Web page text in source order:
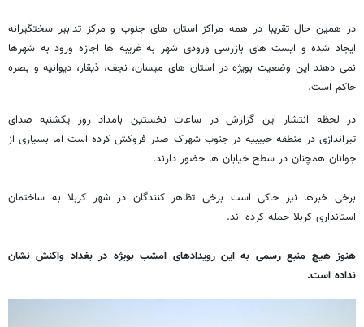
در همین حال تقریبا در همه مراکز استان های جنوب و مرکز تدابیر سختگیرانه
ایجاد شده و ایست های بازرسی ورودی شهر به غریبه ها اجازه ورود به شهرها
نمی دهند این وضعیت بویژه در استان های میسان، نجف، ذیقار، دیوانیه و بصره
حاکم است.
در لحظه انتشار این گزارش در ساعات نخستین بامداد روز یکشنبه صدای
تیراندازی در منطقه حبیبیه در جنوب شهرک صدر فروکش کرده است اما بسیاری از
جوانان همچنان در سطح خیابان ها حضور دارند.
برخی خبرها نیز حاکی است برخی تظاهر کنندگان در شهر کربلا به ساختمان
استانداری کربلا حمله کرده اند.
هنوز هیچ منبع رسمی به این رویدادهای امشب بویژه در بغداد واکنش نشان
نداده است.